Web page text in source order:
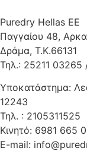
Puredry Hellas EE
Παγγαίου 48,
Δράμα, Τ.Κ.66131
Τηλ.: 25211
Υποκατάστημα:
12243
Τηλ. : 2105311525
Κινητό: 6981 665
E-mail: